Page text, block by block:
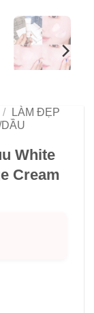
/
LÀM ĐẸP
White
Cream